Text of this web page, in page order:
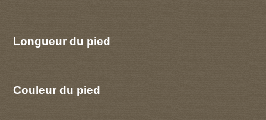
Longueur du pied
Couleur du pied